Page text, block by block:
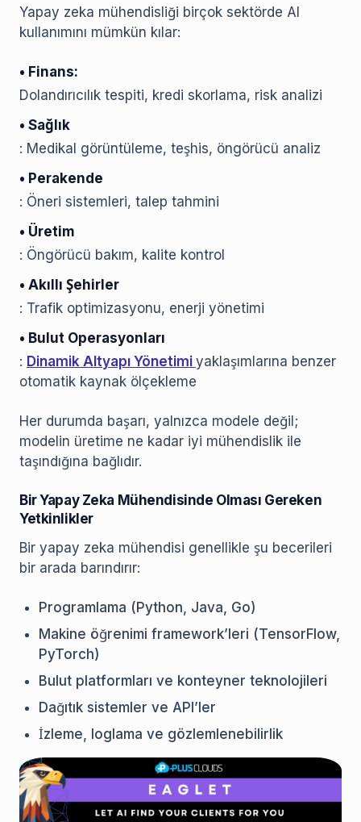
Yapay zeka mühendisliği birçok sektörde AI
kullanımını mümkün kılar:
• Finans:
Dolandırıcılık tespiti, kredi skorlama, risk analizi
• Sağlık
: Medikal görüntüleme, teşhis, öngörücü analiz
• Perakende
: Öneri sistemleri, talep tahmini
• Üretim
: Öngörücü bakım, kalite kontrol
• Akıllı Şehirler
: Trafik optimizasyonu, enerji yönetimi
• Bulut Operasyonları
: Dinamik Altyapı Yönetimi yaklaşımlarına benzer
otomatik kaynak ölçekleme
Her durumda başarı, yalnızca modele değil;
modelin üretime ne kadar iyi mühendislik ile
taşındığına bağlıdır.
Bir Yapay Zeka Mühendisinde Olması Gereken
Yetkinlikler
Bir yapay zeka mühendisi genellikle şu becerileri
bir arada barındırır:
Programlama (Python, Java, Go)
Makine öğrenimi framework’leri (TensorFlow,
PyTorch)
Bulut platformları ve konteyner teknolojileri
Dağıtık sistemler ve API’ler
İzleme, loglama ve gözlemlenebilirlik